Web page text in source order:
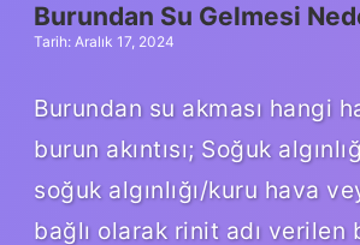
Burundan Su Gelmesi
Tarih: Aralık 17, 2024
Burundan su akması hangi
burun akıntısı; Soğuk
soğuk algınlığı/kuru hava
bağlı olarak rinit adı verilen